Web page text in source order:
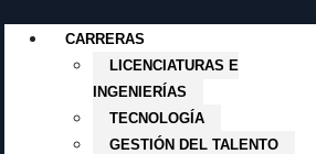
CARRERAS
LICENCIATURAS E
INGENIERÍAS
TECNOLOGÍA
GESTIÓN DEL TALENTO